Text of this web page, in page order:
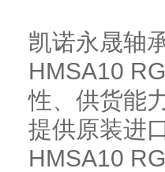
凯诺永晟轴
HMSA10
性、供货能
提供原装进
HMSA10